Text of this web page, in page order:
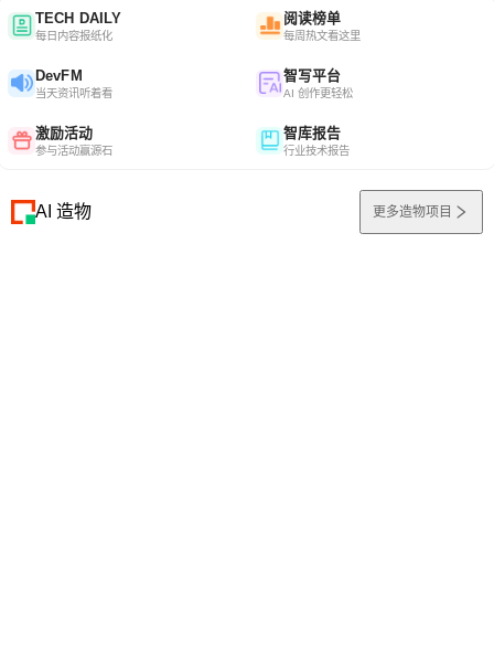
TECH DAILY
每日内容报纸化
阅读榜单
每周热文看这里
DevFM
当天资讯听着看
智写平台
AI 创作更轻松
激励活动
参与活动赢源石
智库报告
行业技术报告
AI 造物 更多造物项目